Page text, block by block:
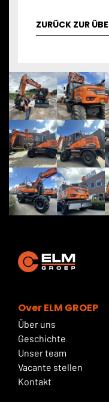
ZURÜCK ZUR
Over ELM GROEP
Über uns
Geschichte
Unser team
Vacante stellen
Kontakt